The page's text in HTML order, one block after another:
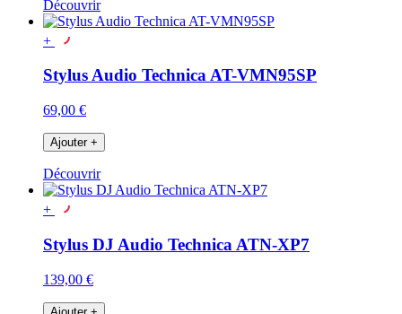
Découvrir
+
Stylus Audio Technica AT-VMN95SP
69,00 €
Ajouter +
Découvrir
+
Stylus DJ Audio Technica ATN-XP7
139,00 €
Ajouter +